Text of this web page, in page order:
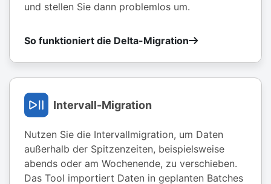
und stellen Sie dann problemlos um.
So funktioniert die Delta-Migration
Intervall-Migration
Nutzen Sie die Intervallmigration, um Daten
außerhalb der Spitzenzeiten, beispielsweise
abends oder am Wochenende, zu verschieben.
Das Tool importiert Daten in geplanten Batches